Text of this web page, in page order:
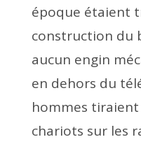
époque étaient
construction du
aucun engin
en dehors du
hommes
chariots sur les